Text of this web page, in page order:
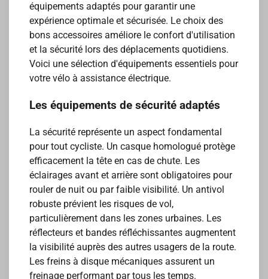
équipements adaptés pour garantir une
expérience optimale et sécurisée. Le choix des
bons accessoires améliore le confort d'utilisation
et la sécurité lors des déplacements quotidiens.
Voici une sélection d'équipements essentiels pour
votre vélo à assistance électrique.
Les équipements de sécurité adaptés
La sécurité représente un aspect fondamental
pour tout cycliste. Un casque homologué protège
efficacement la tête en cas de chute. Les
éclairages avant et arrière sont obligatoires pour
rouler de nuit ou par faible visibilité. Un antivol
robuste prévient les risques de vol,
particulièrement dans les zones urbaines. Les
réflecteurs et bandes réfléchissantes augmentent
la visibilité auprès des autres usagers de la route.
Les freins à disque mécaniques assurent un
freinage performant par tous les temps.